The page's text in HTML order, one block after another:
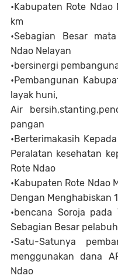
•Kabupaten Rote
km
•Sebagian Besar
Ndao Nelayan
•bersinergi
•Pembangunan
layak huni,
Air
pangan
•Berterimakasih
Peralatan kesehatan
Rote Ndao
•Kabupaten Rote Ndao
Dengan Menghabiskan
•bencana Soroja
Sebagian Besar
•Satu-Satunya
menggunakan dana
Ndao